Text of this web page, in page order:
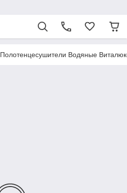
Полотенцесушители Водяные